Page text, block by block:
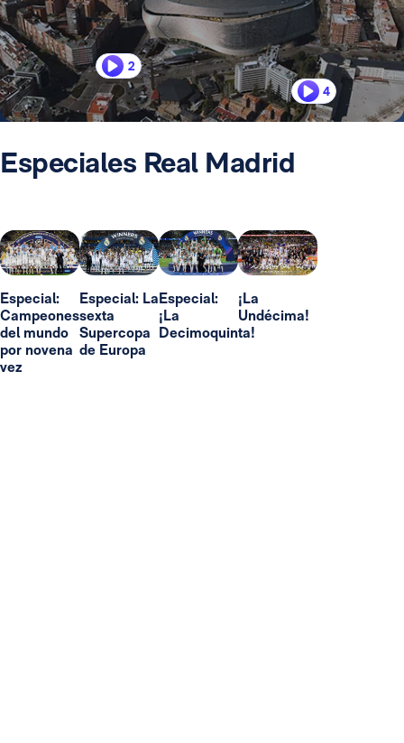
2
4
Especiales Real Madrid
Especial:
Campeones
del mundo
por novena
vez
Especial: La
sexta
Supercopa
de Europa
Especial:
¡La
Decimoquinta!
¡La
Undécima!